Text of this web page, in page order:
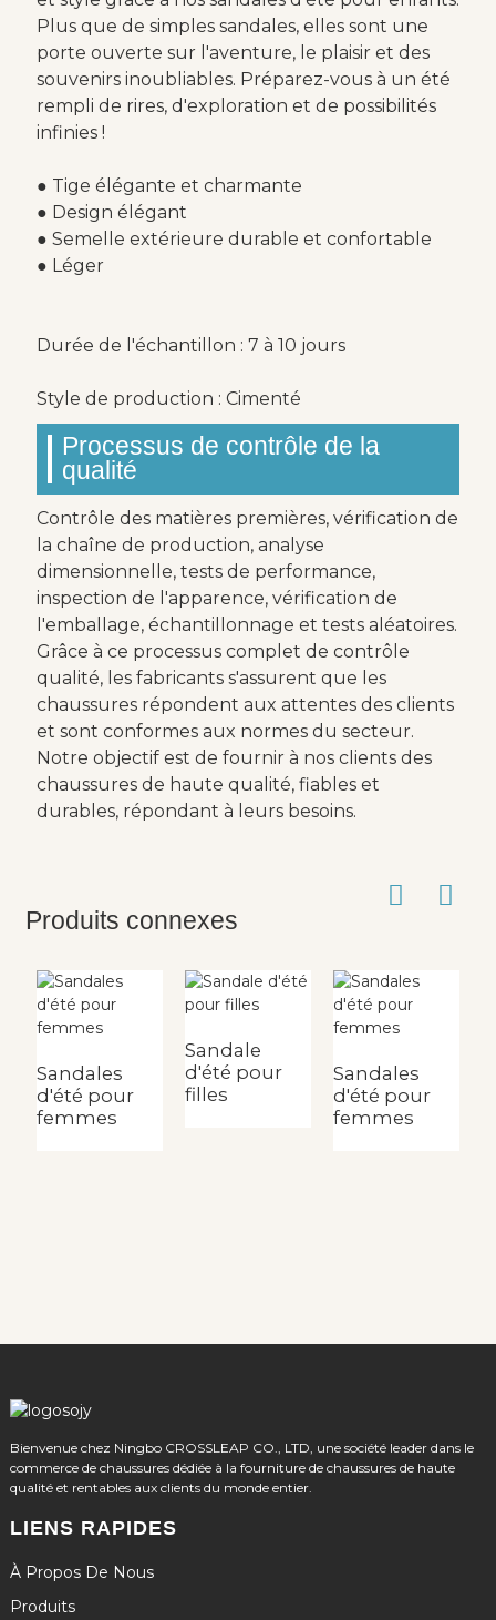
Plus que de simples sandales, elles sont une
porte ouverte sur l'aventure, le plaisir et des
souvenirs inoubliables. Préparez-vous à un été
rempli de rires, d'exploration et de possibilités
infinies !
● Tige élégante et charmante
● Design élégant
● Semelle extérieure durable et confortable
● Léger
Durée de l'échantillon : 7 à 10 jours
Style de production : Cimenté
Processus de contrôle de la
qualité
Contrôle des matières premières, vérification de
la chaîne de production, analyse
dimensionnelle, tests de performance,
inspection de l'apparence, vérification de
l'emballage, échantillonnage et tests aléatoires.
Grâce à ce processus complet de contrôle
qualité, les fabricants s'assurent que les
chaussures répondent aux attentes des clients
et sont conformes aux normes du secteur.
Notre objectif est de fournir à nos clients des
chaussures de haute qualité, fiables et
durables, répondant à leurs besoins.
Produits connexes
Sandales
d'été pour
femmes
Sandale
d'été pour
filles
Sandales
d'été pour
femmes
Bienvenue chez Ningbo CROSSLEAP CO., LTD, une société leader dans le
commerce de chaussures dédiée à la fourniture de chaussures de haute
qualité et rentables aux clients du monde entier.
LIENS RAPIDES
À Propos De Nous
Produits